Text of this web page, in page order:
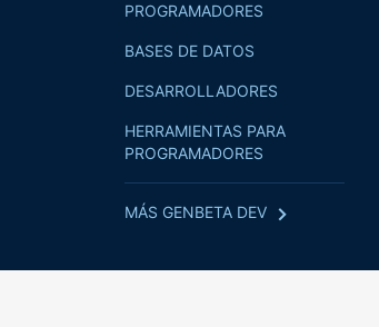
PROGRAMADORES
BASES DE DATOS
DESARROLLADORES
HERRAMIENTAS PARA
PROGRAMADORES
MÁS GENBETA DEV